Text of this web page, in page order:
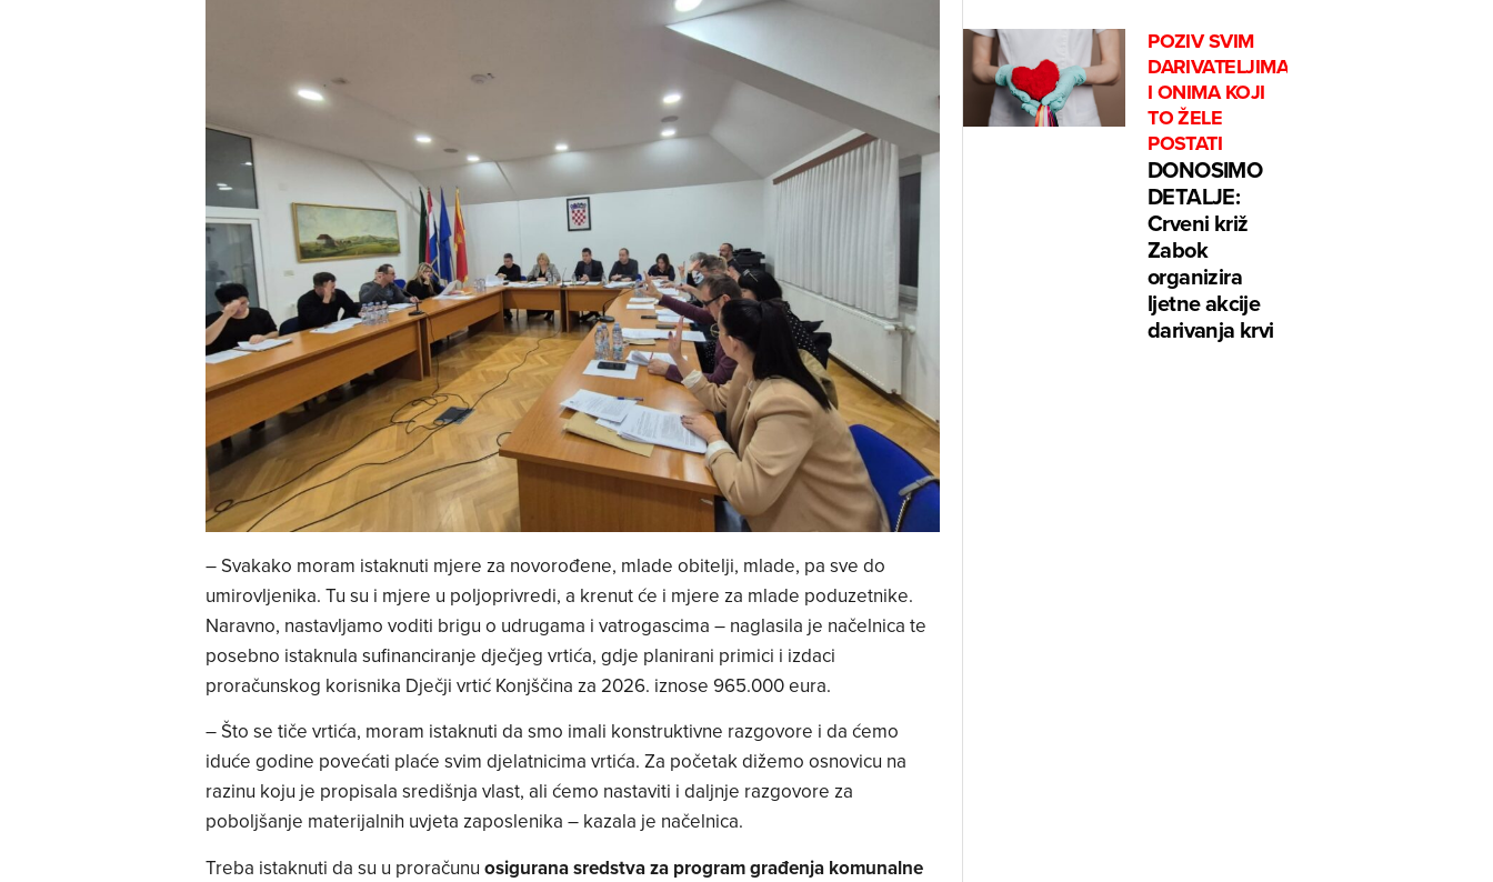
– Svakako moram istaknuti mjere za novorođene, mlade obitelji, mlade, pa sve do
umirovljenika. Tu su i mjere u poljoprivredi, a krenut će i mjere za mlade poduzetnike.
Naravno, nastavljamo voditi brigu o udrugama i vatrogascima – naglasila je načelnica te
posebno istaknula sufinanciranje dječjeg vrtića, gdje planirani primici i izdaci
proračunskog korisnika Dječji vrtić Konjščina za 2026. iznose 965.000 eura.
– Što se tiče vrtića, moram istaknuti da smo imali konstruktivne razgovore i da ćemo
iduće godine povećati plaće svim djelatnicima vrtića. Za početak dižemo osnovicu na
razinu koju je propisala središnja vlast, ali ćemo nastaviti i daljnje razgovore za
poboljšanje materijalnih uvjeta zaposlenika – kazala je načelnica.
Treba istaknuti da su u proračunu osigurana sredstva za program građenja komunalne
POZIV SVIM
DARIVATELJIMA
I ONIMA KOJI
TO ŽELE
POSTATI
DONOSIMO
DETALJE:
Crveni križ
Zabok
organizira
ljetne akcije
darivanja krvi